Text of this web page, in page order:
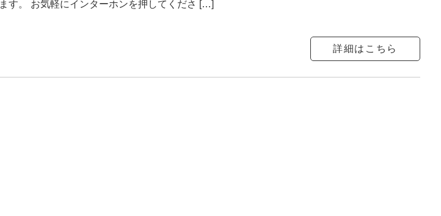
ます。 お気軽にインターホンを押してくださ […]
詳細はこちら